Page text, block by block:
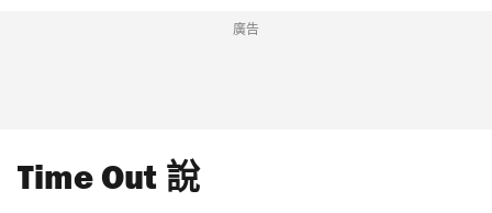
廣告
Time Out 說